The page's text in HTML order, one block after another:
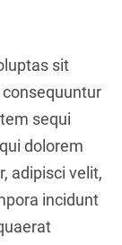
sit
sequi
dolorem
adipisci velit,
incidunt